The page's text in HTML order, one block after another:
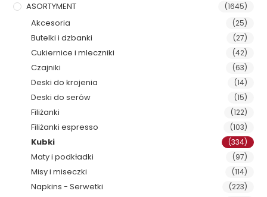
ASORTYMENT
(1645)
Akcesoria (25)
Butelki i dzbanki (27)
Cukiernice i mleczniki (42)
Czajniki (63)
Deski do krojenia (14)
Deski do serów (15)
Filiżanki (122)
Filiżanki espresso (103)
Kubki (334)
Maty i podkładki (97)
Misy i miseczki (114)
Napkins - Serwetki (223)